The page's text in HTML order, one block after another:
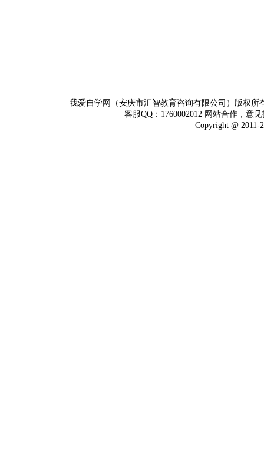
我爱自学网（安庆市汇智教育咨询有限公司）版权
客服QQ：1760002012 网站合作，意
Copyright @